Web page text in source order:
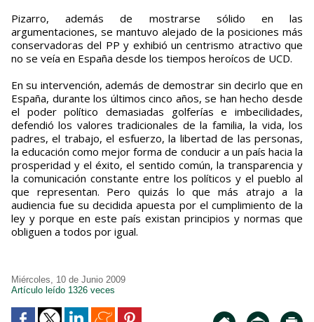
Pizarro, además de mostrarse sólido en las
argumentaciones, se mantuvo alejado de la posiciones más
conservadoras del PP y exhibió un centrismo atractivo que
no se veía en España desde los tiempos heroícos de UCD.
En su intervención, además de demostrar sin decirlo que en
España, durante los últimos cinco años, se han hecho desde
el poder político demasiadas golferías e imbecilidades,
defendió los valores tradicionales de la familia, la vida, los
padres, el trabajo, el esfuerzo, la libertad de las personas,
la educación como mejor forma de conducir a un país hacia la
prosperidad y el éxito, el sentido común, la transparencia y
la comunicación constante entre los políticos y el pueblo al
que representan. Pero quizás lo que más atrajo a la
audiencia fue su decidida apuesta por el cumplimiento de la
ley y porque en este país existan principios y normas que
obliguen a todos por igual.
Miércoles, 10 de Junio 2009
Artículo leído 1326 veces